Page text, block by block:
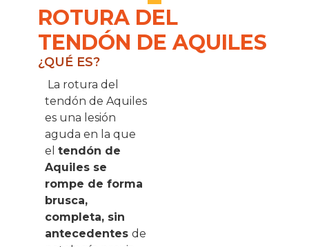
ROTURA DEL
TENDÓN DE AQUILES
¿QUÉ ES?
La rotura del
tendón de Aquiles
es una lesión
aguda en la que
el tendón de
Aquiles se
rompe de forma
brusca,
completa, sin
antecedentes de